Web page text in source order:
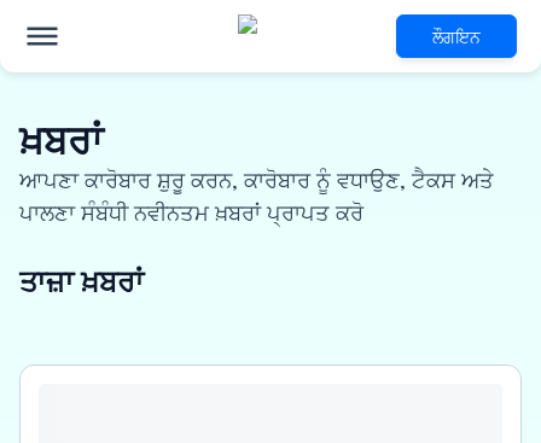
ਲੌਗਇਨ
ਖ਼ਬਰਾਂ
ਆਪਣਾ ਕਾਰੋਬਾਰ ਸ਼ੁਰੂ ਕਰਨ, ਕਾਰੋਬਾਰ ਨੂੰ ਵਧਾਉਣ, ਟੈਕਸ ਅਤੇ
ਪਾਲਣਾ ਸੰਬੰਧੀ ਨਵੀਨਤਮ ਖ਼ਬਰਾਂ ਪ੍ਰਾਪਤ ਕਰੋ
ਤਾਜ਼ਾ ਖ਼ਬਰਾਂ